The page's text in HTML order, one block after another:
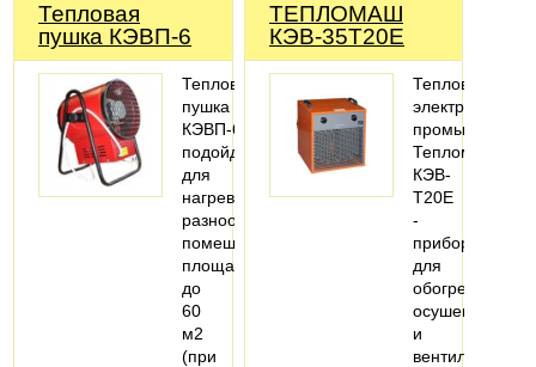
Тепловая
пушка КЭВП-6
Тепловая
пушка
КЭВП-6
подойдет
для
нагрева
разнообразных
помещений
площадью
до
60
м2
(при
ТЕПЛОМАШ
КЭВ-35Т20Е
электрический
Тепломаш
КЭВ-
Т20E
-
прибор
для
обогрева,
осушения
и
вентиляции